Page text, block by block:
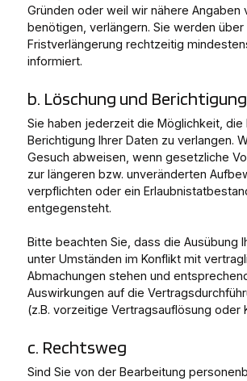
Gründen oder weil wir nähere Angaben
benötigen, verlängern. Sie werden über
Fristverlängerung rechtzeitig
informiert.
b. Löschung und Berichtigung
Sie haben jederzeit die Möglichkeit, die
Berichtigung Ihrer Daten zu verlangen.
Gesuch abweisen, wenn gesetzliche
zur längeren bzw. unveränderten
verpflichten oder ein
entgegensteht.
Bitte beachten Sie, dass die Ausübung
unter Umständen im Konflikt mit
Abmachungen stehen und
Auswirkungen auf die
(z.B. vorzeitige Vertragsauflösung oder
c. Rechtsweg
Sind Sie von der Bearbeitung